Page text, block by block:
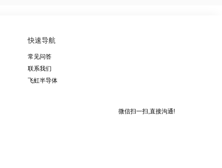
快速导航
常见问答
联系我们
飞虹半导体
微信扫一扫,直接沟通!